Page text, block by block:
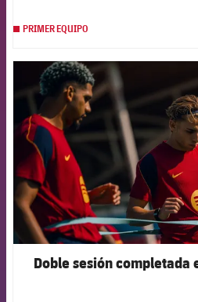
PRIMER EQUIPO
Doble sesión completada